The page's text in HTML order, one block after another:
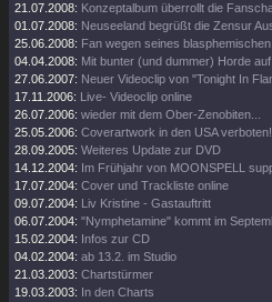
21.07.2008: Konzeptalbum überrollt die
01.07.2008: Neuseeland begrüßt die Zensur
25.06.2008: Fan wegen seines
04.04.2008: Mit bunter (und dummer) Horde
27.06.2007: Neuer Videoclip von "Tonight In
17.11.2006: Live- Videoclip online
26.07.2006: wieder mit dem Ober-Zenobiten...
25.05.2006: Coverartwork in den USA verboten!
28.09.2005: Weiteres Update zur DVD
14.12.2004: Im Frühjahr von MOONSPELL
17.07.2004: Cover und Trackliste online
09.07.2004: Liv Kristine - Gastauftritt
06.07.2004: "Nymphetamine" kommt im
15.02.2004: Infos zur CD
04.02.2004: ab 13.2. im Studio
21.03.2003: Chartstürmer
19.03.2003: In den Charts